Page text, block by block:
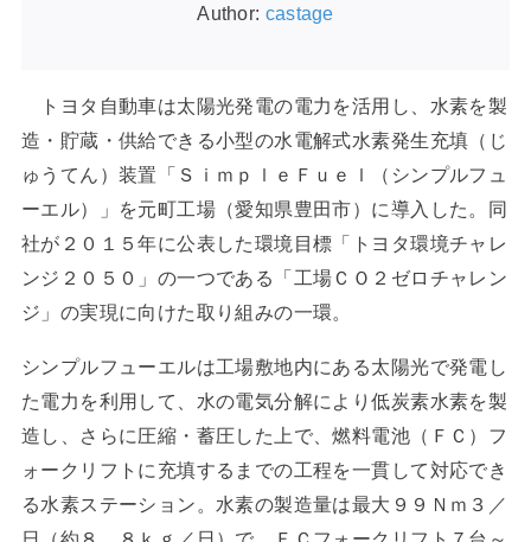
Author: castage
トヨタ自動車は太陽光発電の電力を活用し、水素を製
造・貯蔵・供給できる小型の水電解式水素発生充填（じ
ゅうてん）装置「ＳｉｍｐｌｅＦｕｅｌ（シンプルフュ
ーエル）」を元町工場（愛知県豊田市）に導入した。同
社が２０１５年に公表した環境目標「トヨタ環境チャレ
ンジ２０５０」の一つである「工場ＣＯ２ゼロチャレン
ジ」の実現に向けた取り組みの一環。
シンプルフューエルは工場敷地内にある太陽光で発電し
た電力を利用して、水の電気分解により低炭素水素を製
造し、さらに圧縮・蓄圧した上で、燃料電池（ＦＣ）フ
ォークリフトに充填するまでの工程を一貫して対応でき
る水素ステーション。水素の製造量は最大９９Ｎｍ３／